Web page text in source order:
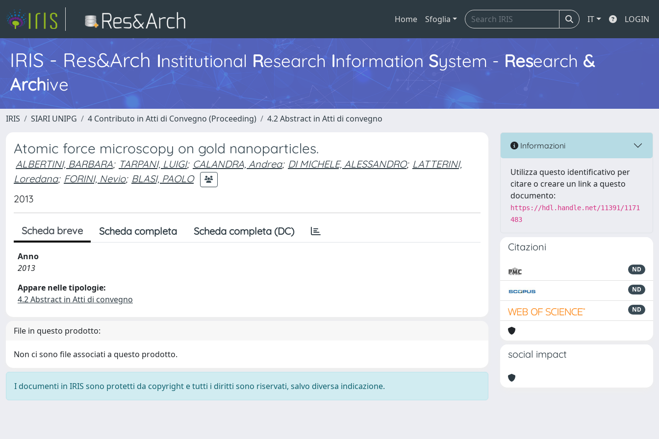
Home Sfoglia IT LOGIN
IRIS - Res&Arch Institutional Research Information System - Research &
Archive
IRIS SIARI UNIPG 4 Contributo in Atti di Convegno (Proceeding) 4.2 Abstract in Atti di convegno
Atomic force microscopy on gold nanoparticles.
ALBERTINI, BARBARA; TARPANI, LUIGI; CALANDRA, Andrea; DI MICHELE, ALESSANDRO; LATTERINI,
Loredana; FORINI, Nevio; BLASI, PAOLO
2013
Scheda breve Scheda completa Scheda completa (DC)
Anno
2013
Appare nelle tipologie:
4.2 Abstract in Atti di convegno
File in questo prodotto:
Non ci sono file associati a questo prodotto.
I documenti in IRIS sono protetti da copyright e tutti i diritti sono riservati, salvo diversa indicazione.
Informazioni
Utilizza questo identificativo per
citare o creare un link a questo
documento:
https://hdl.handle.net/11391/1171
483
Citazioni
ND
ND
ND
social impact